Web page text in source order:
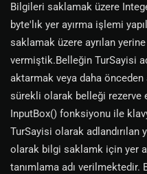
Bilgileri saklamak üzere
byte'lık yer ayırma işlemi
saklamak üzere ayrılan yerine
vermiştik.Belleğin TurSayisi
aktarmak veya daha
sürekli olarak belleği rezerve
InputBox() fonksiyonu ile
TurSayisi olarak adlandırılan
olarak bilgi saklamk için yer
tanımlama adı